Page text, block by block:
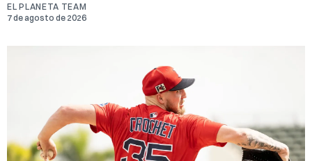
EL PLANETA TEAM
7 de agosto de 2026